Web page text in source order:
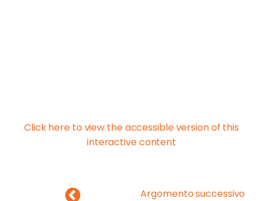
Click here to view the accessible version of this
interactive content
Argomento successivo